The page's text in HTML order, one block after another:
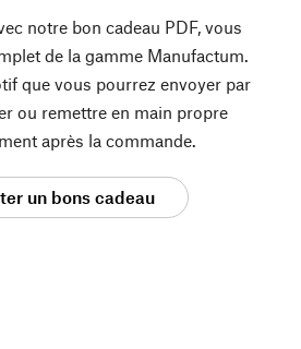
notre bon cadeau PDF, vous
de la gamme Manufactum.
que vous pourrez envoyer par
ou remettre en main propre
après la commande.
un bons cadeau